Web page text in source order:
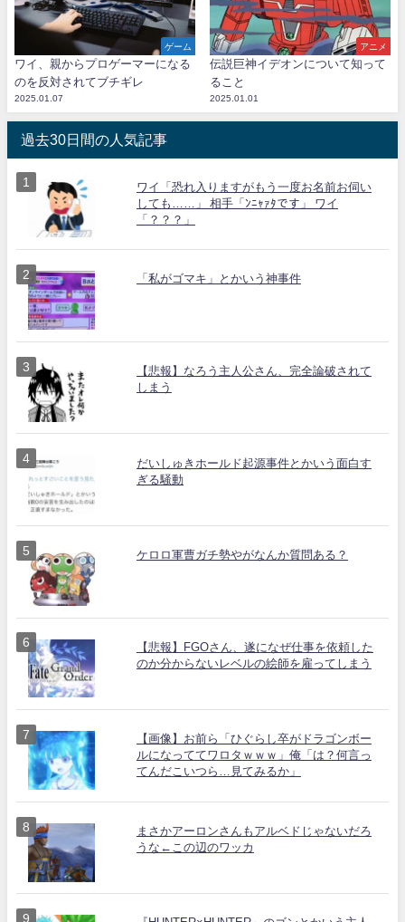
ゲーム
ワイ、親からプロゲーマーになる
のを反対されてブチギレ
2025.01.07
アニメ
伝説巨神イデオンについて知って
ること
2025.01.01
過去30日間の人気記事
ワイ「恐れ入りますがもう一度お名前お伺い
しても……」 相手「ﾝﾆｬｧﾀです」 ワイ
「？？？」
「私がゴマキ」とかいう神事件
【悲報】なろう主人公さん、完全論破されて
しまう
だいしゅきホールド起源事件とかいう面白す
ぎる騒動
ケロロ軍曹ガチ勢やがなんか質問ある？
【悲報】FGOさん、遂になぜ仕事を依頼した
のか分からないレベルの絵師を雇ってしまう
【画像】お前ら「ひぐらし卒がドラゴンボー
ルになっててワロタｗｗｗ」俺「は？何言っ
てんだこいつら…見てみるか」
まさかアーロンさんもアルベドじゃないだろ
うな←この辺のワッカ